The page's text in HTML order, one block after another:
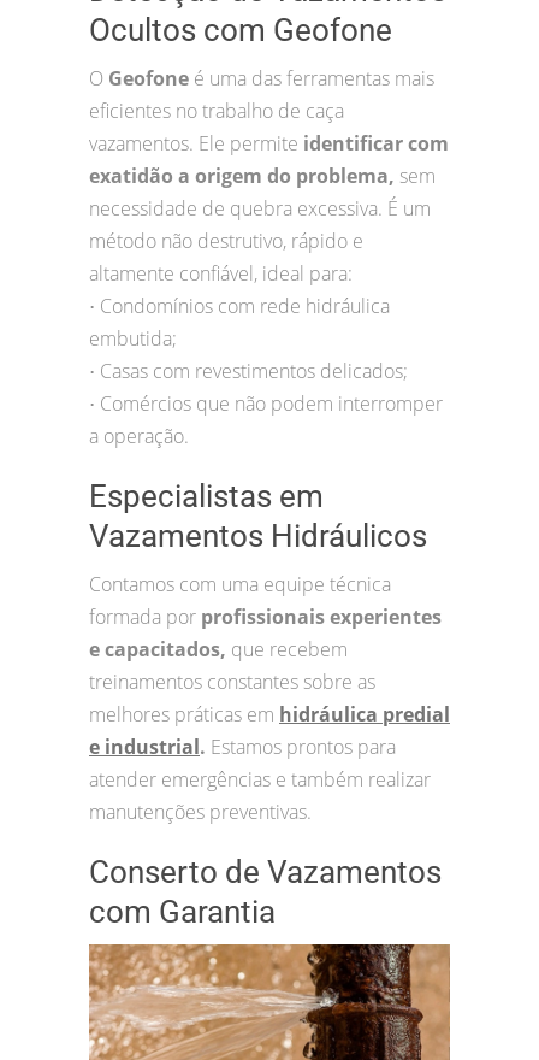
Ocultos com Geofone
O Geofone é uma das ferramentas mais
eficientes no trabalho de caça
vazamentos. Ele permite identificar com
exatidão a origem do problema, sem
necessidade de quebra excessiva. É um
método não destrutivo, rápido e
altamente confiável, ideal para:
• Condomínios com rede hidráulica
embutida;
• Casas com revestimentos delicados;
• Comércios que não podem interromper
a operação.
Especialistas em
Vazamentos Hidráulicos
Contamos com uma equipe técnica
formada por profissionais experientes
e capacitados, que recebem
treinamentos constantes sobre as
melhores práticas em hidráulica predial
e industrial. Estamos prontos para
atender emergências e também realizar
manutenções preventivas.
Conserto de Vazamentos
com Garantia